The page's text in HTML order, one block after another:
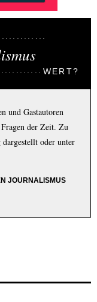
WERT?
und Gastautoren
der Zeit. Zu
oder unter
JOURNALISMUS